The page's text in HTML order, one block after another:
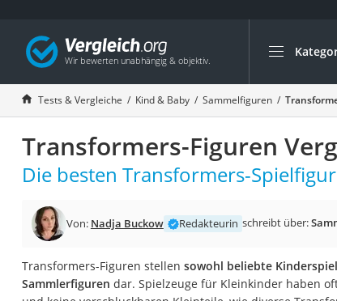
Die
Kind & Baby
Babyphone
Walkie-Talkie
Babywippe
Rollschuhe
Laufrad
Tests & Vergleiche Kind & Baby Sammelfiguren
Transformers-Figuren
Die besten Transformers-
Von: Nadja Buckow Redakteurin schreibt über:
Transformers-Figuren stellen sowohl beliebte
Sammlerfiguren dar. Spielzeuge für Kleinkinder haben